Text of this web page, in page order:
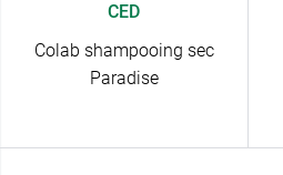
CED
Colab shampooing sec
Paradise